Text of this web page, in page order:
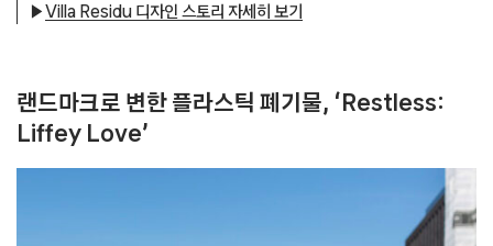
▶Villa Residu 디자인 스토리 자세히 보기
랜드마크로 변한 플라스틱 폐기물, ‘Restless:
Liffey Love’